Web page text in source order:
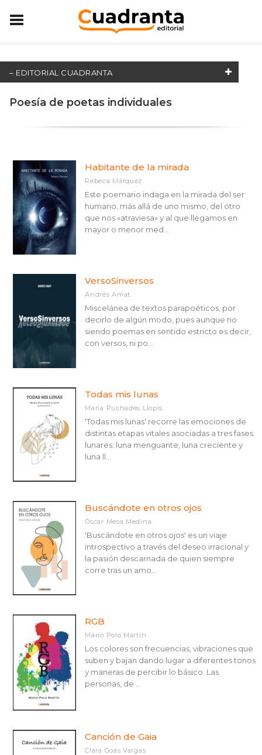
– EDITORIAL CUADRANTA
FILTRAT PER:
MATÈRIES
Autoayuda, desarrollo personal y consejos prácticos
Aventura de ficción
Aventura histórica
Biografía: deporte
Biografías y prosa de no ficción
Crimen y misterio: novela negra
Crímenes y misterio
Cuentos clásicos de terror y fantasmas
LES NOSTRES COL·LECCIONS
Poesía
Poesía
Poesía de poetas individuales
Habitante de la mirada
Rebeca Márquez
Este poemario indaga en la mirada del ser
humano, más allá de uno mismo, del otro
que nos «atraviesa» y al que llegamos en
mayor o menor med...
VersoSinversos
Andrés Amat
Miscelánea de textos parapoéticos, por
decirlo de algún modo, pues aunque no
siendo poemas en sentido estricto es decir,
con versos, ni po...
Todas mis lunas
María Puchades Llopis
'Todas mis lunas' recorre las emociones de
distintas etapas vitales asociadas a tres fases
lunares: luna menguante, luna creciente y
luna ll...
Buscándote en otros ojos
Óscar Mesa Medina
'Buscándote en otros ojos' es un viaje
introspectivo a través del deseo irracional y
la pasión descarnada de quien siempre
corre tras un amo...
RGB
Mario Polo Martín
Los colores son frecuencias, vibraciones que
suben y bajan dando lugar a diferentes tonos
y maneras de percibir lo básico. Las
personas, de ...
Canción de Gaia
Clara Goás Vargas